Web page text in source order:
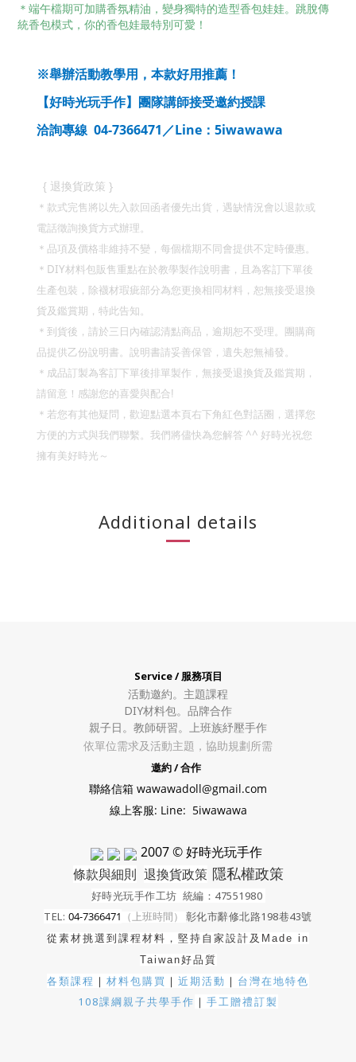
＊端午檔期可加購香氛精油，變身獨特的造型香包娃娃。跳脫傳
統香包模式，你的香包娃最特別可愛！
※舉辦活動教學用，本款好用推薦！
【好時光玩手作】團隊講師接受邀約授課
洽詢專線 04-7366471 ／Line ： 5iwawawa
{ 退換貨政策 }
＊款式完售將以先入款回函者優先出貨，遇缺情況會以退款或
電話徵詢換貨方式辦理。
＊品項及價格非維持不變，每個檔期不同會提供不定時優惠。
＊ DIY材料包販售重點在於教學製作說明書，且為客訂下單後
生產包裝，除襪材瑕疵部分為您更換相同材料，恕無接受退換
貨及鑑賞期，特此告知。
＊到貨後，請於三日內確認清點商品，逾期恕不受理。團購商
品提供乙份說明書。說明書請妥善保管，遺失恕無補發。
＊成品訂製為客訂下單後排單製作，無接受退換貨及鑑賞期，
請留意！ 感謝您的喜愛與配合!
＊若您有其他疑問，歡迎點選本頁右下角紅色對話圈，選擇您
方便的方式與我們聯繫。我們將儘快為您解答 ^^ 好時光祝您
擁有美好時光～
Additional details
Service / 服務項目
活動邀約。 主題課程
DIY材料包。 品牌合作
親子日。教師研習。上班族紓壓手作
依單位需求及活動主題，協助規劃所需
邀約 / 合作
聯絡信箱 wawawadoll@gmail.com
線上客服: Line: 5iwawawa
2007 © 好時光玩手作
條款與細則 退換貨政策 隱私權政策
好時光玩手作工坊 統編：47551980
TEL: 04-7366471 （上班時間） 彰化市辭修北路198巷43號
從素材挑選到課程材料，堅持自家設計及 Made in
Taiwan好品質
各類課程 ｜ 材料包購買 ｜ 近期活動 ｜ 台灣在地特色
108課綱親子共學手作 ｜ 手工贈禮訂製